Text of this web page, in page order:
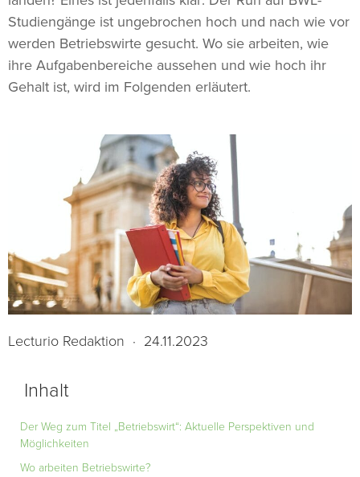
Studiengänge ist ungebrochen hoch und nach wie vor
werden Betriebswirte gesucht. Wo sie arbeiten, wie
ihre Aufgabenbereiche aussehen und wie hoch ihr
Gehalt ist, wird im Folgenden erläutert.
Lecturio Redaktion · 24.11.2023
Inhalt
Der Weg zum Titel „Betriebswirt“: Aktuelle Perspektiven und
Möglichkeiten
Wo arbeiten Betriebswirte?